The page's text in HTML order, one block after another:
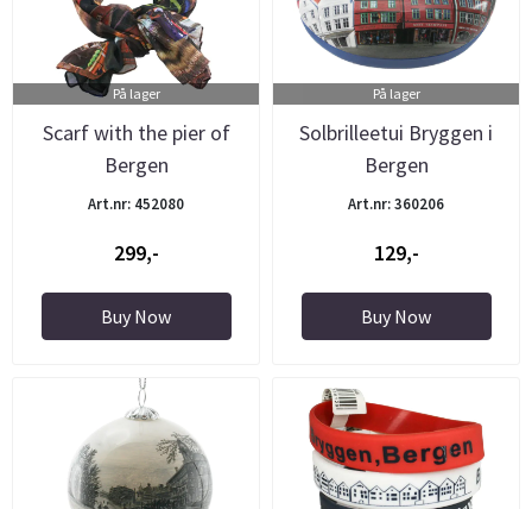
På lager
Scarf with the pier of
Bergen
Art.nr: 452080
299,-
Buy Now
På lager
Solbrilleetui Bryggen i
Bergen
Art.nr: 360206
129,-
Buy Now